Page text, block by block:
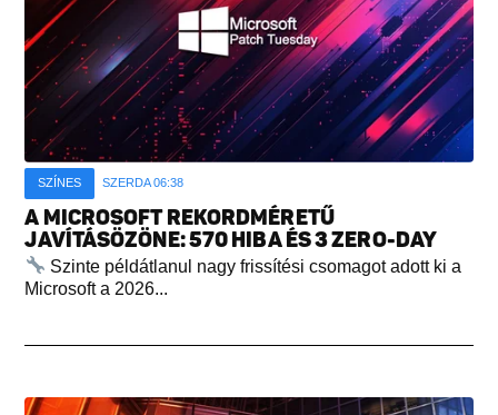
SZÍNES SZERDA 06:38
A MICROSOFT REKORDMÉRETŰ
JAVÍTÁSÖZÖNE: 570 HIBA ÉS 3 ZERO-DAY
Szinte példátlanul nagy frissítési csomagot adott ki a
Microsoft a 2026...